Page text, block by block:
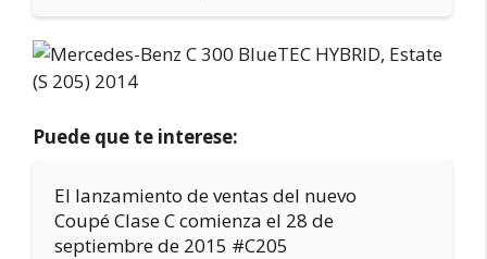
Puede que te interese:
El lanzamiento de ventas del nuevo
Coupé Clase C comienza el 28 de
septiembre de 2015 #C205